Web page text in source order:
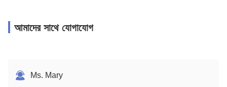
আমাদের সাথে যোগাযোগ
Ms. Mary